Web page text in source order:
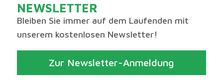
NEWSLETTER
Bleiben Sie immer auf dem Laufenden mit
unserem kostenlosen Newsletter!
Zur Newsletter-Anmeldung